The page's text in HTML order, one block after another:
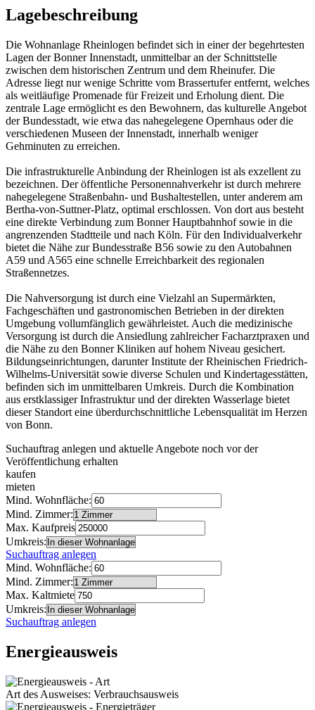
Lagebeschreibung
Die Wohnanlage Rheinlogen befindet sich in einer der begehrtesten
Lagen der Bonner Innenstadt, unmittelbar an der Schnittstelle
zwischen dem historischen Zentrum und dem Rheinufer. Die
Adresse liegt nur wenige Schritte vom Brassertufer entfernt, welches
als weitläufige Promenade für Freizeit und Erholung dient. Die
zentrale Lage ermöglicht es den Bewohnern, das kulturelle Angebot
der Bundesstadt, wie etwa das nahegelegene Opernhaus oder die
verschiedenen Museen der Innenstadt, innerhalb weniger
Gehminuten zu erreichen.
Die infrastrukturelle Anbindung der Rheinlogen ist als exzellent zu
bezeichnen. Der öffentliche Personennahverkehr ist durch mehrere
nahegelegene Straßenbahn- und Bushaltestellen, unter anderem am
Bertha-von-Suttner-Platz, optimal erschlossen. Von dort aus besteht
eine direkte Verbindung zum Bonner Hauptbahnhof sowie in die
angrenzenden Stadtteile und nach Köln. Für den Individualverkehr
bietet die Nähe zur Bundesstraße B56 sowie zu den Autobahnen
A59 und A565 eine schnelle Erreichbarkeit des regionalen
Straßennetzes.
Die Nahversorgung ist durch eine Vielzahl an Supermärkten,
Fachgeschäften und gastronomischen Betrieben in der direkten
Umgebung vollumfänglich gewährleistet. Auch die medizinische
Versorgung ist durch die Ansiedlung zahlreicher Facharztpraxen und
die Nähe zu den Bonner Kliniken auf hohem Niveau gesichert.
Bildungseinrichtungen, darunter Institute der Rheinischen Friedrich-
Wilhelms-Universität sowie diverse Schulen und Kindertagesstätten,
befinden sich im unmittelbaren Umkreis. Durch die Kombination
aus erstklassiger Infrastruktur und der direkten Wasserlage bietet
dieser Standort eine überdurchschnittliche Lebensqualität im Herzen
von Bonn.
Suchauftrag anlegen und aktuelle Angebote noch vor der
Veröffentlichung erhalten
kaufen
mieten
Mind. Wohnfläche:
Mind. Zimmer:
Max. Kaufpreis
Umkreis:
Suchauftrag anlegen
Mind. Wohnfläche:
Mind. Zimmer:
Max. Kaltmiete
Umkreis:
Suchauftrag anlegen
Energieausweis
Art des Ausweises: Verbrauchsausweis